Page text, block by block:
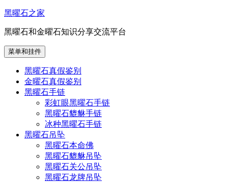
跳
内
容
黑曜石之家
黑曜石和金曜石知识分享交流平台
菜单和挂件
黑曜石真假鉴别
金曜石真假鉴别
黑曜石手链
彩虹眼黑曜石手链
黑曜石貔貅手链
冰种黑曜石手链
黑曜石吊坠
黑曜石本命佛
黑曜石貔貅吊坠
黑曜石关公吊坠
黑曜石龙牌吊坠